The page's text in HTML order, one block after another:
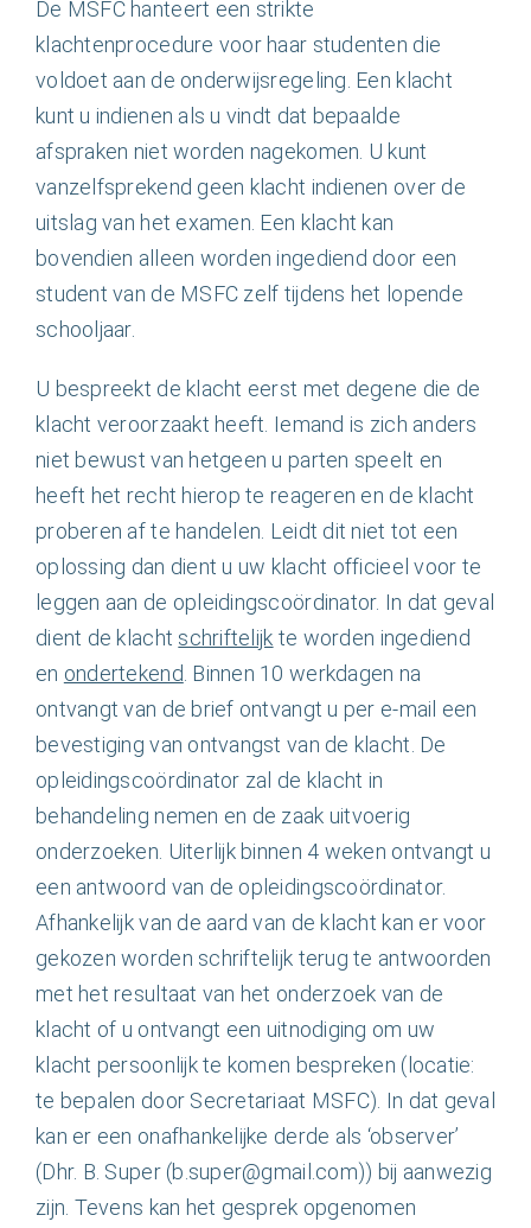
De MSFC hanteert een strikte
klachtenprocedure voor haar studenten die
voldoet aan de onderwijsregeling. Een klacht
kunt u indienen als u vindt dat bepaalde
afspraken niet worden nagekomen. U kunt
vanzelfsprekend geen klacht indienen over de
uitslag van het examen. Een klacht kan
bovendien alleen worden ingediend door een
student van de MSFC zelf tijdens het lopende
schooljaar.
U bespreekt de klacht eerst met degene die de
klacht veroorzaakt heeft. Iemand is zich anders
niet bewust van hetgeen u parten speelt en
heeft het recht hierop te reageren en de klacht
proberen af te handelen. Leidt dit niet tot een
oplossing dan dient u uw klacht officieel voor te
leggen aan de opleidingscoördinator. In dat geval
dient de klacht schriftelijk te worden ingediend
en ondertekend . Binnen 10 werkdagen na
ontvangt van de brief ontvangt u per e-mail een
bevestiging van ontvangst van de klacht. De
opleidingscoördinator zal de klacht in
behandeling nemen en de zaak uitvoerig
onderzoeken. Uiterlijk binnen 4 weken ontvangt u
een antwoord van de opleidingscoördinator.
Afhankelijk van de aard van de klacht kan er voor
gekozen worden schriftelijk terug te antwoorden
met het resultaat van het onderzoek van de
klacht of u ontvangt een uitnodiging om uw
klacht persoonlijk te komen bespreken (locatie:
te bepalen door Secretariaat MSFC). In dat geval
kan er een onafhankelijke derde als ‘observer’
(Dhr. B. Super (b.super@gmail.com)) bij aanwezig
zijn. Tevens kan het gesprek opgenomen